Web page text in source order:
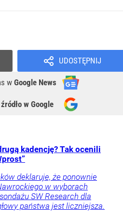
UDOSTĘPNIJ
w Google News
źródło w Google
kadencję? Tak ocenili
deklaruje, że ponownie
w wyborach
SW Research dla
państwa jest liczniejsza.